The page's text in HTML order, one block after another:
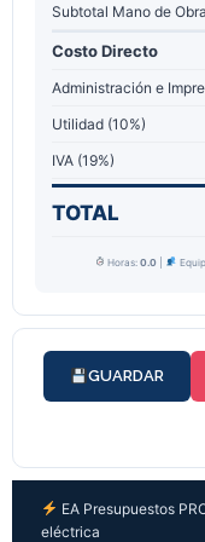
Subtotal Mano de Obra
Costo Directo
Administración e
Utilidad (10%)
IVA (19%)
TOTAL
Horas:0.0
GUARDAR
EA Presupuestos
eléctrica